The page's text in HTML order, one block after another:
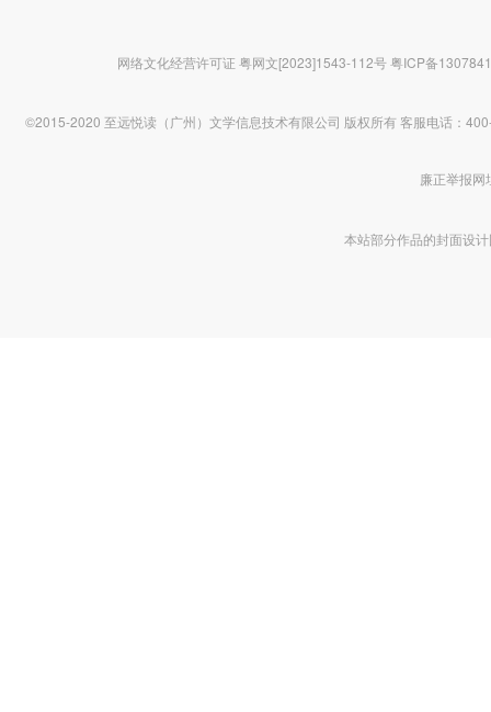
网络文化经营许可证 粤网文[2023]1543-112号粤ICP备
©2015-2020 至远悦读（广州）文学信息技术有限公司 版权所有 客服电话：
廉正举报
本站部分作品的封面设